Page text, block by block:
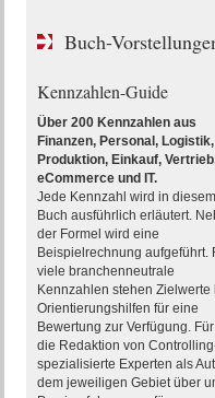
Buch-
Kennzahlen-Guide
Über 200 Kennzahlen aus
Finanzen, Personal, Logistik,
Produktion, Einkauf,
eCommerce und IT.
Jede Kennzahl wird in diesem
Buch ausführlich erläutert.
der Formel wird eine
Beispielrechnung aufgeführt.
viele branchenneutrale
Kennzahlen stehen Zielwerte
Orientierungshilfen für eine
Bewertung zur Verfügung.
die Redaktion von
spezialisierte Experten als
dem jeweiligen Gebiet über